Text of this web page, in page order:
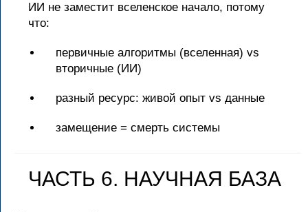
ИИ не заместит вселенское начало, потому
что:
первичные алгоритмы (вселенная) vs
вторичные (ИИ)
разный ресурс: живой опыт vs данные
замещение = смерть системы
ЧАСТЬ 6. НАУЧНАЯ БАЗА